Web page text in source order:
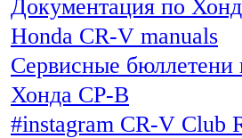
Документация по
Honda CR-V manuals
Сервисные
Хонда СР-В
#instagram CR-V Club